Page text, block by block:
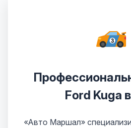
Ford Kuga
«Авто Маршал»